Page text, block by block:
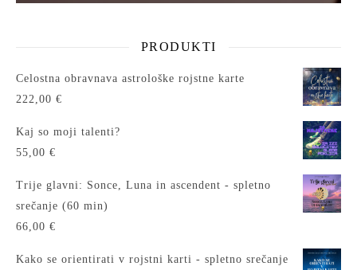
PRODUKTI
Celostna obravnava astrološke rojstne karte
222,00 €
Kaj so moji talenti?
55,00 €
Trije glavni: Sonce, Luna in ascendent - spletno
srečanje (60 min)
66,00 €
Kako se orientirati v rojstni karti - spletno srečanje